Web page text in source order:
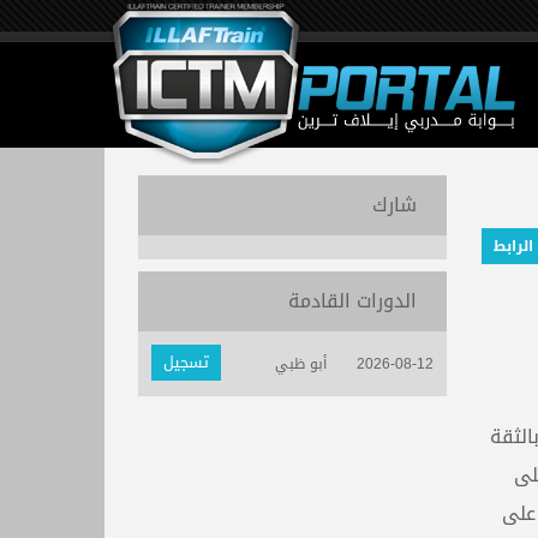
شارك
الدورات القادمة
2026-08-12 أبو ظبي تسجيل